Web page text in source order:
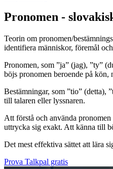
Pronomen -
Teorin om pronomen/
identifiera människor, föremål
Pronomen, som ”ja” (jag), ”ty”
böjs pronomen beroende på kön,
Bestämningar, som ”tio” (detta),
till talaren eller lyssnaren.
Att förstå och använda
uttrycka sig exakt. Att känna till
Det mest effektiva sättet att lära
Prova Talkpal gratis